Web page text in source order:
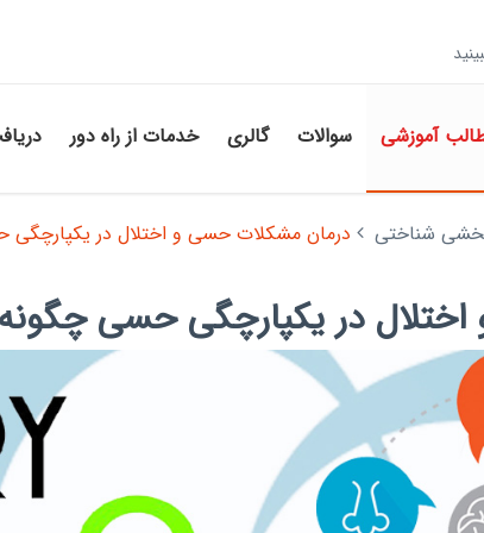
آموزشی سوالات گالری خدمات از راه دور
شناختی درمان مشکلات حسی و اختلال در
در یکپارچگی حسی